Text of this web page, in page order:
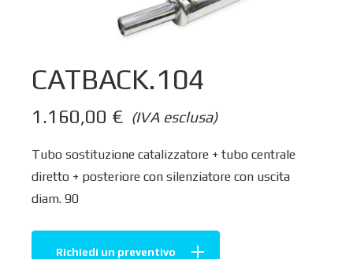
CATBACK.104
(IVA esclusa)
1.160,00 €
Tubo sostituzione catalizzatore + tubo centrale
diretto + posteriore con silenziatore con uscita
diam. 90
Richiedi un preventivo